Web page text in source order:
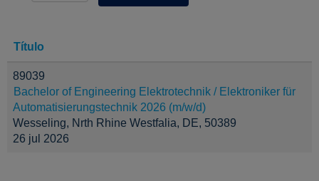
Título
89039
Bachelor of Engineering Elektrotechnik / Elektroniker für
Automatisierungstechnik 2026 (m/w/d)
Wesseling, Nrth Rhine Westfalia, DE, 50389
26 jul 2026